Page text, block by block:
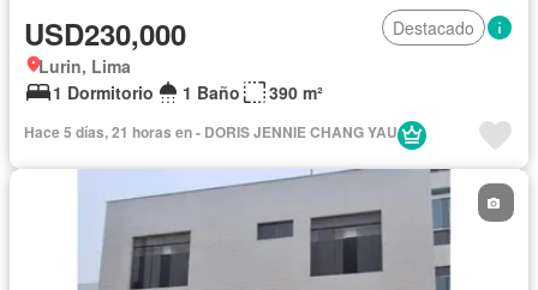
USD230,000
Destacado
Lurin, Lima
1 Dormitorio
1 Baño 390 m²
Hace 5 días, 21 horas en - DORIS JENNIE CHANG YAU